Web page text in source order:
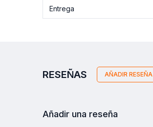
Entrega
RESEÑAS AÑADIR RESEÑA
Añadir una reseña